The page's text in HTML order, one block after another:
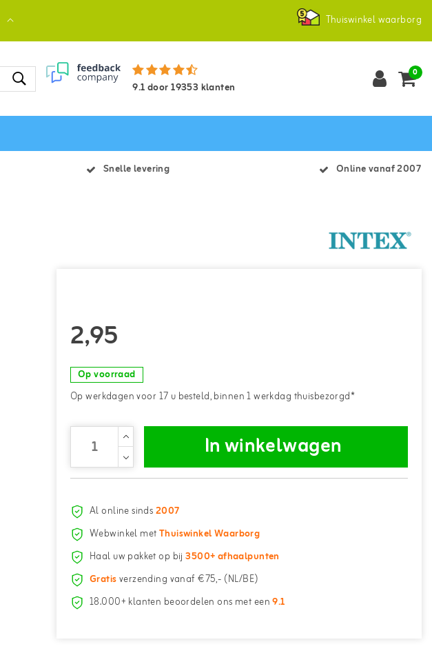
Thuiswinkel waarborg
9.1door19353 klanten
0
Snelle levering Online vanaf 2007
2,95
Op voorraad
Op werkdagen voor 17 u besteld, binnen 1 werkdag thuisbezorgd*
In winkelwagen
Al online sinds2007
Webwinkel metThuiswinkel Waarborg
Haal uw pakket op bij3500+ afhaalpunten
Gratisverzending vanaf €75,- (NL/BE)
18.000+ klanten beoordelen ons met een9.1